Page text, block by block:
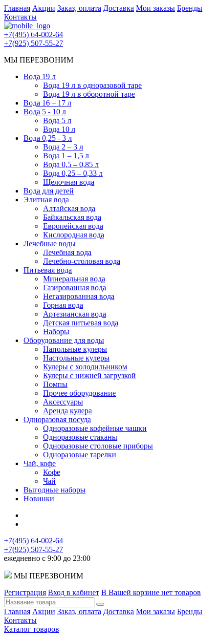
Главная Акции Заказ, оплата Доставка Мои заказы Бренды
Контакты
+7(495) 64-002-64
+7(925) 507-55-27
МЫ ПЕРЕЗВОНИМ
Вода 19 л
Вода 19 л в одноразовой таре
Вода 19 л в оборотной таре
Вода 16 – 17 л
Вода 5 - 10 л
Вода 5 л
Вода 10 л
Вода 0,25 - 3 л
Вода 2 – 3 л
Вода 1 – 1,5 л
Вода 0,5 – 0,85 л
Вода 0,25 – 0,33 л
Щелочная вода
Вода для детей
Элитная вода
Алтайская вода
Байкальская вода
Европейская вода
Кислородная вода
Лечебные воды
Лечебная вода
Лечебно-столовая вода
Питьевая вода
Минеральная вода
Газированная вода
Негазированная вода
Горная вода
Артезианская вода
Детская питьевая вода
Наборы
Оборудование для воды
Напольные кулеры
Настольные кулеры
Кулеры с холодильником
Кулеры с нижней загрузкой
Помпы
Прочее оборудование
Аксессуары
Аренда кулера
Одноразовая посуда
Одноразовые кофейные чашки
Одноразовые стаканы
Одноразовые столовые приборы
Одноразовые тарелки
Чай, кофе
Кофе
Чай
Выгодные наборы
Новинки
+7(495) 64-002-64
+7(925) 507-55-27
ежедневно с 9:00 до 23:00
МЫ ПЕРЕЗВОНИМ
Регистрация Вход в кабинет В Вашей корзине нет товаров
Главная Акции Заказ, оплата Доставка Мои заказы Бренды
Контакты
Каталог товаров